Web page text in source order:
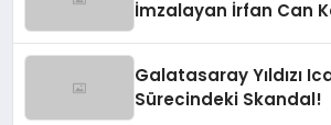
İmzalayan İrfan Can
Galatasaray Yıldızı
Sürecindeki Skandal!